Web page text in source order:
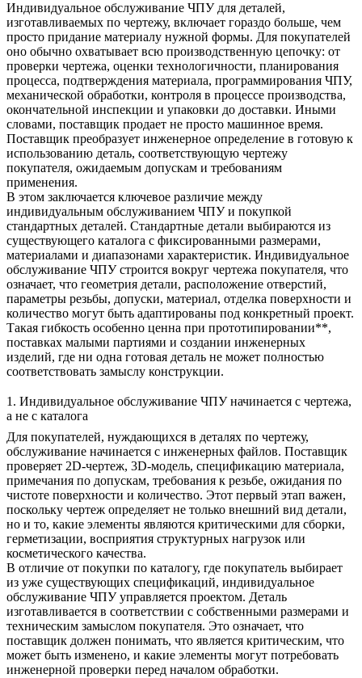
Индивидуальное обслуживание ЧПУдля деталей,
изготавливаемых по чертежу, включает гораздо больше, чем
просто придание материалу нужной формы. Для покупателей
оно обычно охватывает всю производственную цепочку: от
проверки чертежа, оценки технологичности, планирования
процесса, подтверждения материала, программирования ЧПУ,
механической обработки, контроля в процессе производства,
окончательной инспекции и упаковки до доставки. Иными
словами, поставщик продает не просто машинное время.
Поставщик преобразует инженерное определение в готовую к
использованию деталь, соответствующую чертежу
покупателя, ожидаемым допускам и требованиям
применения.
В этом заключается ключевое различие между
индивидуальным обслуживанием ЧПУ и покупкой
стандартных деталей. Стандартные детали выбираются из
существующего каталога с фиксированными размерами,
материалами и диапазонами характеристик. Индивидуальное
обслуживание ЧПУ строится вокруг чертежа покупателя, что
означает, что геометрия детали, расположение отверстий,
параметры резьбы, допуски, материал, отделка поверхности и
количество могут быть адаптированы под конкретный проект.
Такая гибкость особенно ценна при прототипировании**,
поставках малыми партиями и создании инженерных
изделий, где ни одна готовая деталь не может полностью
соответствовать замыслу конструкции.
1. Индивидуальное обслуживание ЧПУ начинается с чертежа,
а не с каталога
Для покупателей, нуждающихся в деталях по чертежу,
обслуживание начинается с инженерных файлов. Поставщик
проверяет 2D-чертеж, 3D-модель, спецификацию материала,
примечания по допускам, требования к резьбе, ожидания по
чистоте поверхности и количество. Этот первый этап важен,
поскольку чертеж определяет не только внешний вид детали,
но и то, какие элементы являются критическими для сборки,
герметизации, восприятия структурных нагрузок или
косметического качества.
В отличие от покупки по каталогу, где покупатель выбирает
из уже существующих спецификаций, индивидуальное
обслуживание ЧПУ управляется проектом. Деталь
изготавливается в соответствии с собственными размерами и
техническим замыслом покупателя. Это означает, что
поставщик должен понимать, что является критическим, что
может быть изменено, и какие элементы могут потребовать
инженерной проверки перед началом обработки.